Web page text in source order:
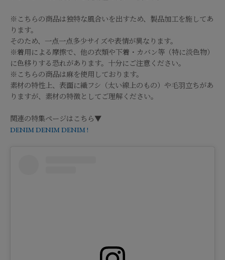
※こちらの商品は独特な風合いを出すため、製品加工を施してあ
ります。
そのため、一点一点多少サイズや表情が異なります。
※着用による摩擦で、他の衣類や下着・カバン等（特に淡色物）
に色移りする恐れがあります。十分にご注意ください。
※こちらの商品は麻を使用しております。
素材の特性上、表面に織フシ（太い線上のもの）や毛羽立ちがあ
りますが、素材の特徴としてご理解ください。
関連の特集ページはこちら▼
DENIM DENIM DENIM !